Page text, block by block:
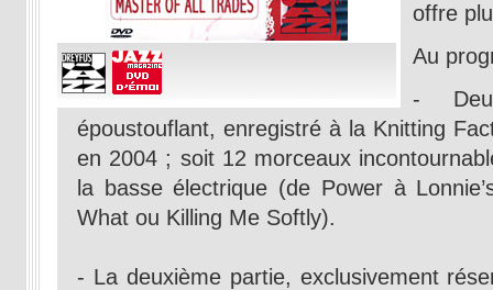
offre
Au
-
époustouflant, enregistré à la Knitting
en 2004 ; soit 12 morceaux
la basse électrique (de Power à
What ou Killing Me Softly).
- La deuxième partie, exclusivement